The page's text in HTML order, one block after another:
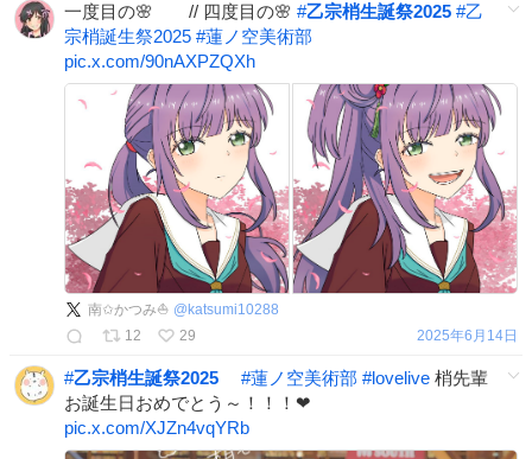
一度目の🌸 // 四度目の🌸 #乙宗梢生誕祭2025 #乙
宗梢誕生祭2025 #蓮ノ空美術部
pic.x.com/90nAXPZQXh
南✩かつみ⛵️ @ katsumi10288
12
29 2025年6月14日
#乙宗梢生誕祭2025 #蓮ノ空美術部 #lovelive 梢先輩
お誕生日おめでとう～！！！❤
pic.x.com/XJZn4vqYRb